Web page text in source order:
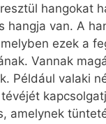
hangokat
hangja van. A
ezek a
Vannak
Például valaki
amelynek